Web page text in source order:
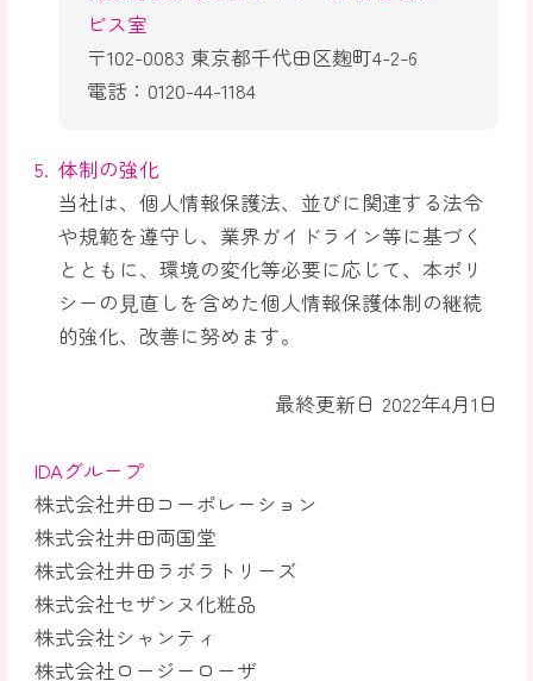
ビス室
〒102-0083 東京都千代田区麹町4-2-6
電話：0120-44-1184
体制の強化
当社は、個人情報保護法、並びに関連する法令
や規範を遵守し、業界ガイドライン等に基づく
とともに、環境の変化等必要に応じて、本ポリ
シーの⾒直しを含めた個人情報保護体制の継続
的強化、改善に努めます。
最終更新日 2022年4月1日
IDAグループ
株式会社井田コーポレーション
株式会社井田両国堂
株式会社井田ラボラトリーズ
株式会社セザンヌ化粧品
株式会社シャンティ
株式会社ロージーローザ